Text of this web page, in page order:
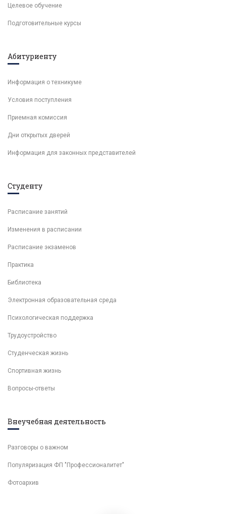
Целевое обучение
Подготовительные курсы
Абитуриенту
Информация о техникуме
Условия поступления
Приемная комиссия
Дни открытых дверей
Информация для законных представителей
Студенту
Расписание занятий
Изменения в расписании
Расписание экзаменов
Практика
Библиотека
Электронная образовательная среда
Психологическая поддержка
Трудоустройство
Студенческая жизнь
Спортивная жизнь
Вопросы-ответы
Внеучебная деятельность
Разговоры о важном
Популяризация ФП "Профессионалитет"
Фотоархив